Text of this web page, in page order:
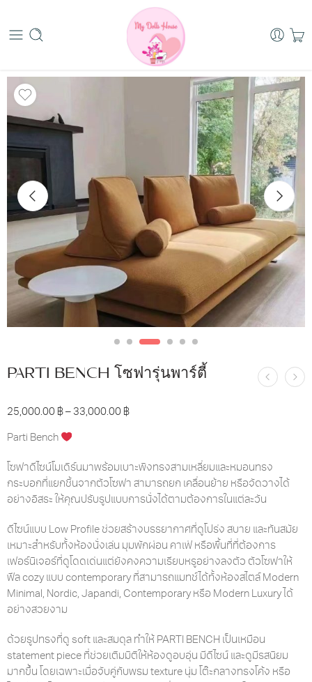
PARTI BENCH โซฟารุ่นพาร์ตี้
25,000.00 ฿ – 33,000.00 ฿
Parti Bench
โซฟาดีไซน์โมเดิร์นมาพร้อมเบาะพิงทรงสามเหลี่ยมและหมอนทรง
กระบอกที่แยกชิ้นจากตัวโซฟา สามารถยก เคลื่อนย้าย หรือจัดวางได้
อย่างอิสระ ให้คุณปรับรูปแบบการนั่งได้ตามต้องการในแต่ละวัน
ดีไซน์แบบ Low Profile ช่วยสร้างบรรยากาศที่ดูโปร่ง สบาย และทันสมัย
เหมาะสำหรับทั้งห้องนั่งเล่น มุมพักผ่อน คาเฟ่ หรือพื้นที่ที่ต้องการ
เฟอร์นิเจอร์ที่ดูโดดเด่นแต่ยังคงความเรียบหรูอย่างลงตัว ตัวโซฟาให้
ฟีล cozy แบบ contemporary ที่สามารถแมทช์ได้ทั้งห้องสไตล์ Modern
Minimal, Nordic, Japandi, Contemporary หรือ Modern Luxury ได้
อย่างสวยงาม
ด้วยรูปทรงที่ดู soft และสมดุล ทำให้ PARTI BENCH เป็นเหมือน
statement piece ที่ช่วยเติมมิติให้ห้องดูอบอุ่น มีดีไซน์ และดูมีรสนิยม
มากขึ้น โดยเฉพาะเมื่อจับคู่กับพรม texture นุ่ม โต๊ะกลางทรงโค้ง หรือ